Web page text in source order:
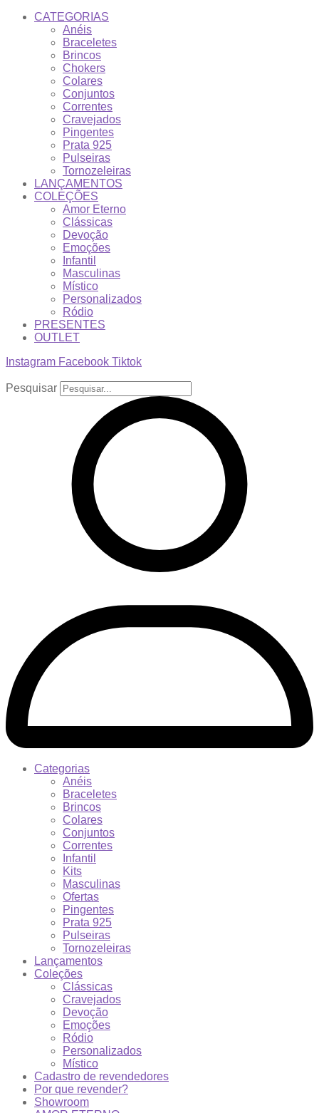
CATEGORIAS
Anéis
Braceletes
Brincos
Chokers
Colares
Conjuntos
Correntes
Cravejados
Pingentes
Prata 925
Pulseiras
Tornozeleiras
LANÇAMENTOS
COLEÇÕES
Amor Eterno
Clássicas
Devoção
Emoções
Infantil
Masculinas
Místico
Personalizados
Ródio
PRESENTES
OUTLET
Instagram Facebook Tiktok
Pesquisar
Categorias
Anéis
Braceletes
Brincos
Colares
Conjuntos
Correntes
Infantil
Kits
Masculinas
Ofertas
Pingentes
Prata 925
Pulseiras
Tornozeleiras
Lançamentos
Coleções
Clássicas
Cravejados
Devoção
Emoções
Ródio
Personalizados
Místico
Cadastro de revendedores
Por que revender?
Showroom